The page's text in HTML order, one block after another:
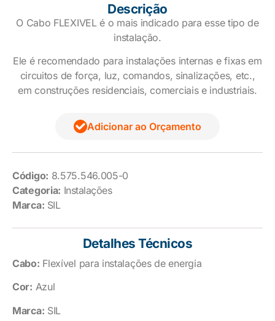
Descrição
O Cabo FLEXIVEL é o mais indicado para esse tipo de
instalação.
Ele é recomendado para instalações internas e fixas em
circuitos de força, luz, comandos, sinalizações, etc.,
em construções residenciais, comerciais e industriais.
Adicionar ao Orçamento
Código: 8.575.546.005-0
Categoria: Instalações
Marca: SIL
Detalhes Técnicos
Cabo: Flexível para instalações de energia
Cor: Azul
Marca: SIL